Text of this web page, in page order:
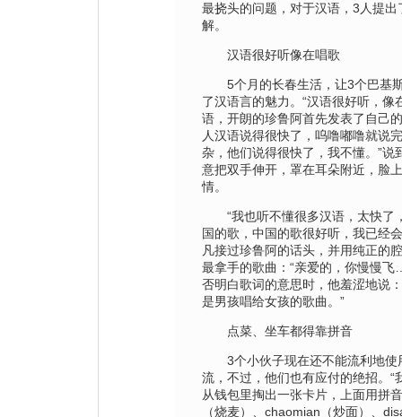
最挠头的问题，对于汉语，3人提出
解。
汉语很好听像在唱歌
5个月的长春生活，让3个巴基
了汉语言的魅力。“汉语很好听，像
语，开朗的珍鲁阿首先发表了自己
人汉语说得很快了，呜噜嘟噜就说
杂，他们说得很快了，我不懂。”说
意把双手伸开，罩在耳朵附近，脸
情。
“我也听不懂很多汉语，太快了
国的歌，中国的歌很好听，我已经
凡接过珍鲁阿的话头，并用纯正的
最拿手的歌曲：“亲爱的，你慢慢
否明白歌词的意思时，他羞涩地说
是男孩唱给女孩的歌曲。”
点菜、坐车都得靠拼音
3个小伙子现在还不能流利地使
流，不过，他们也有应付的绝招。“
从钱包里掏出一张卡片，上面用拼
（烧麦）、chaomian（炒面）、